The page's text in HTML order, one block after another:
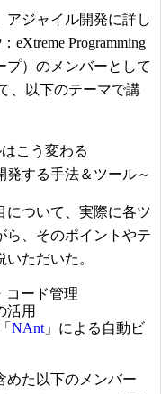
ジャイル開発に詳し
eXtreme Programming
プ）のメンバーとして
、以下のテーマで講
こう変わる
発する手法＆ツール～
ついて、実際に各ツ
ら、そのポイントやテ
ただいた。
コード管理
活用
NAnt 」による自動ビ
た以下のメンバー